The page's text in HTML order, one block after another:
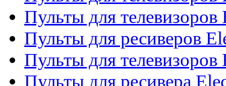
Пульты для телевизоров
Пульты для ресиверов
Пульты для телевизоров
Пульты для ресивера